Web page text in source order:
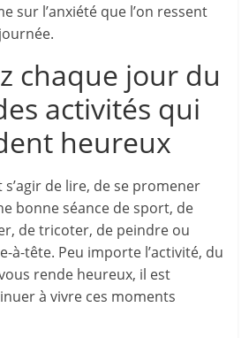
sur l’anxiété que l’on ressent
chaque jour du
activités qui
heureux
de lire, de se promener
bonne séance de sport, de
de tricoter, de peindre ou
à-tête. Peu importe l’activité, du
rende heureux, il est
à vivre ces moments